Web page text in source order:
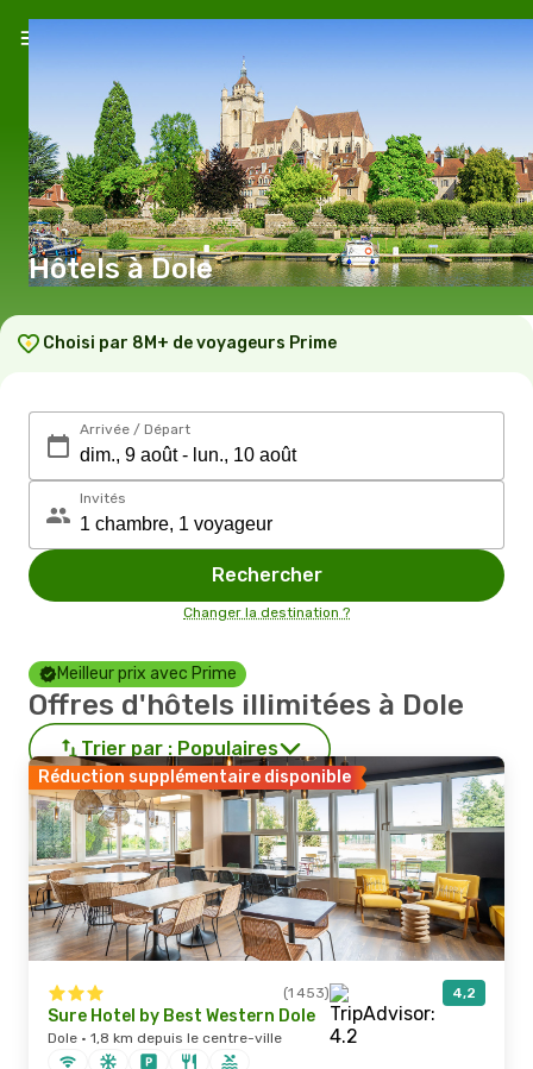
Hôtels à Dole
Choisi par 8M+ de voyageurs Prime
Arrivée / Départ
Invités
Rechercher
Changer la destination ?
Meilleur prix avec Prime
Offres d'hôtels illimitées à Dole
Trier par : Populaires
Réduction supplémentaire disponible
(1 453) 4,2
Sure Hotel by Best Western Dole
Dole · 1,8 km depuis le centre-ville